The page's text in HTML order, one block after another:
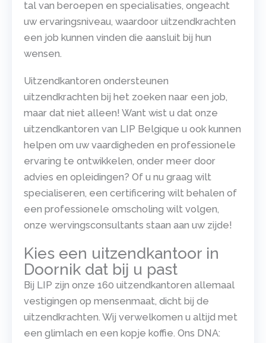
tal van beroepen en specialisaties, ongeacht
uw ervaringsniveau, waardoor uitzendkrachten
een job kunnen vinden die aansluit bij hun
wensen.
Uitzendkantoren ondersteunen
uitzendkrachten bij het zoeken naar een job,
maar dat niet alleen! Want wist u dat onze
uitzendkantoren van LIP Belgique u ook kunnen
helpen om uw vaardigheden en professionele
ervaring te ontwikkelen, onder meer door
advies en opleidingen? Of u nu graag wilt
specialiseren, een certificering wilt behalen of
een professionele omscholing wilt volgen,
onze wervingsconsultants staan aan uw zijde!
Kies een uitzendkantoor in
Doornik dat bij u past
Bij LIP zijn onze 160 uitzendkantoren allemaal
vestigingen op mensenmaat, dicht bij de
uitzendkrachten. Wij verwelkomen u altijd met
een glimlach en een kopje koffie. Ons DNA: